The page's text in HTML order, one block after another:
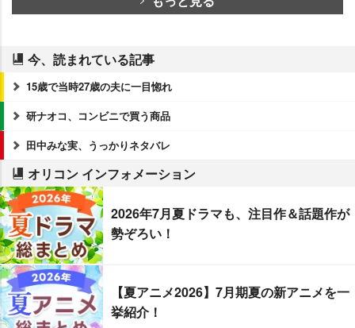
今、読まれている記事
15歳で当時27歳の夫に一目惚れ
研ナオコ、コンビニで買う商品
田中みな実、うっかりネタバレ
オリコン インフォメーション
2026年7月夏ドラマも、注目作＆話題作が
勢ぞろい！
【夏アニメ2026】7月期夏の新アニメを一
挙紹介！